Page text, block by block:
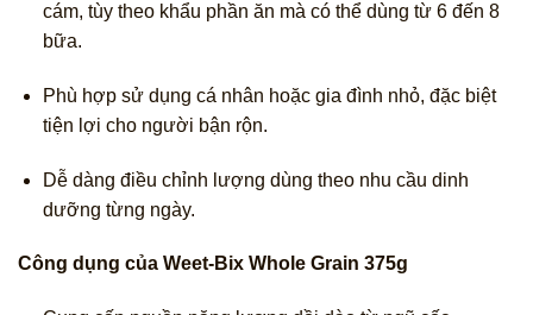
cám, tùy theo khẩu phần ăn mà có thể dùng từ 6 đến 8
bữa.
Phù hợp sử dụng cá nhân hoặc gia đình nhỏ, đặc biệt
tiện lợi cho người bận rộn.
Dễ dàng điều chỉnh lượng dùng theo nhu cầu dinh
dưỡng từng ngày.
Công dụng của Weet-Bix Whole Grain 375g